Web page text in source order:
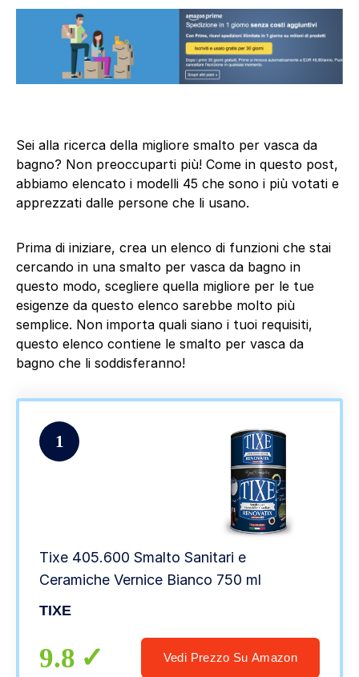
Sei alla ricerca della migliore smalto per vasca da
bagno? Non preoccuparti più! Come in questo post,
abbiamo elencato i modelli 45 che sono i più votati e
apprezzati dalle persone che li usano.
Prima di iniziare, crea un elenco di funzioni che stai
cercando in una smalto per vasca da bagno in
questo modo, scegliere quella migliore per le tue
esigenze da questo elenco sarebbe molto più
semplice. Non importa quali siano i tuoi requisiti,
questo elenco contiene le smalto per vasca da
bagno che li soddisferanno!
1
Tixe 405.600 Smalto Sanitari e
Ceramiche Vernice Bianco 750 ml
TIXE
9.8 Vedi Prezzo Su Amazon